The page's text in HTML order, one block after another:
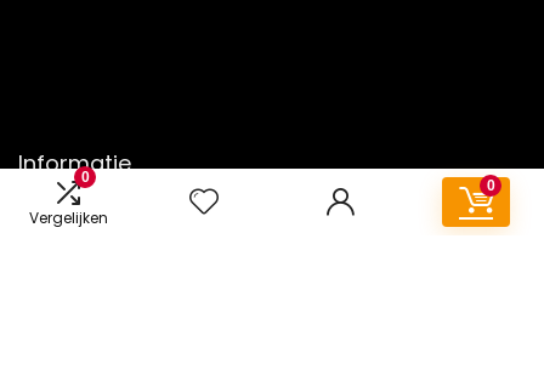
0
Vergelijken
0
Informatie
Contact